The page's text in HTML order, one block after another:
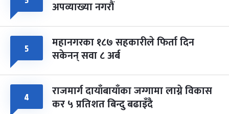
अपव्याख्या नगरौं
५ महानगरका १८७ सहकारीले फिर्ता दिन
सकेनन् सवा ८ अर्ब
४ राजमार्ग दायाँबायाँका जग्गामा लाग्ने विकास
कर ५ प्रतिशत बिन्दु बढाइँदै